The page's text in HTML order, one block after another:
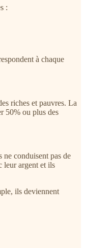
:
à chaque
riches et pauvres. La
50% ou plus des
conduisent pas de
leur argent et ils
ils deviennent